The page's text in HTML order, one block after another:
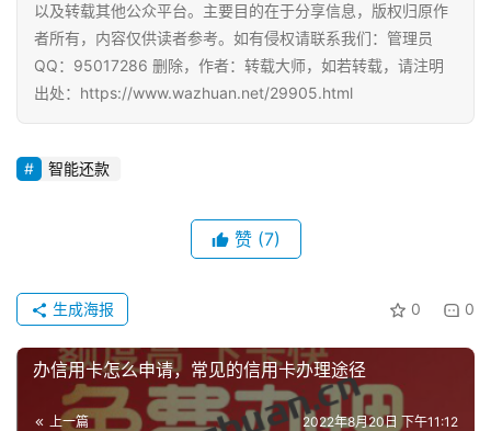
以及转载其他公众平台。主要目的在于分享信息，版权归原作
者所有，内容仅供读者参考。如有侵权请联系我们：管理员
QQ：95017286 删除，作者：转载大师，如若转载，请注明
出处：https://www.wazhuan.net/29905.html
智能还款
赞 (7)
0 0
生成海报
办信用卡怎么申请，常见的信用卡办理途径
上一篇 2022年8月20日 下午11:12